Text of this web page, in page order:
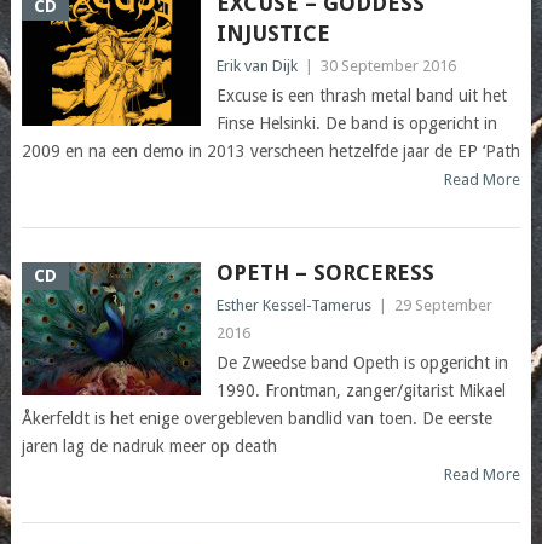
CD
INJUSTICE
Erik van Dijk 30 September 2016
Excuse is een thrash metal band uit het
Finse Helsinki. De band is opgericht in
2009 en na een demo in 2013 verscheen hetzelfde jaar de EP ‘Path
Read More
CD OPETH – SORCERESS
Esther Kessel-Tamerus
29 September
2016
De Zweedse band Opeth is opgericht in
1990. Frontman, zanger/gitarist Mikael
Åkerfeldt is het enige overgebleven bandlid van toen. De eerste
jaren lag de nadruk meer op death
Read More